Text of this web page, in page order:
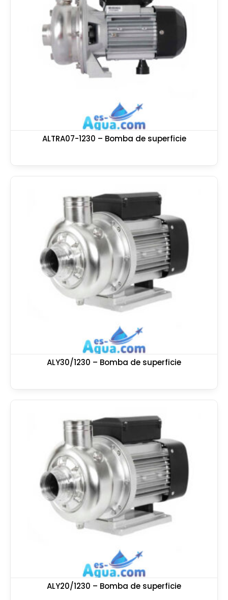
ALTRA07-1230 – Bomba de superficie
ALY30/1230 – Bomba de superficie
ALY20/1230 – Bomba de superficie